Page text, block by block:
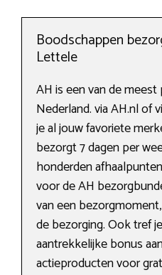
Boodschappen
Lettele
AH is een van de
Nederland. via AH.nl of
je al jouw favoriete
bezorgt 7 dagen per
honderden
voor de AH
van een
de bezorging. Ook tref
aantrekkelijke bonus
actieproducten voor